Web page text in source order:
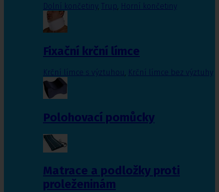
Dolní končetiny, Trup, Horní končetiny
Fixační krční límce
Krční límce s výztuhou Krční límce bez výztuhy
Polohovací pomůcky
Matrace a podložky proti
proleženinám